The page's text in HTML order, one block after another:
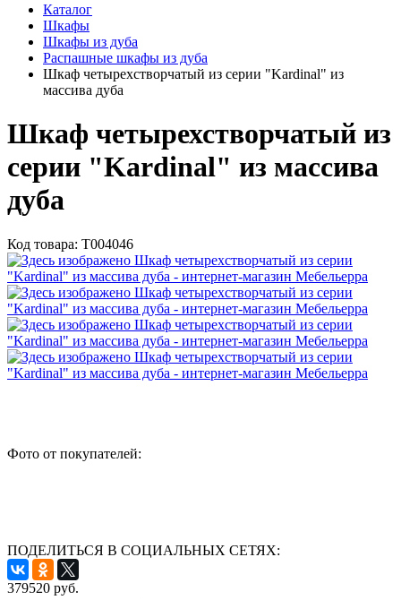
Каталог
Шкафы
Шкафы из дуба
Распашные шкафы из дуба
Шкаф четырехстворчатый из серии "Kardinal" из
массива дуба
Шкаф четырехстворчатый из
серии "Kardinal" из массива
дуба
Код товара: Т004046
Фото от покупателей:
ПОДЕЛИТЬСЯ В СОЦИАЛЬНЫХ СЕТЯХ:
379520 руб.